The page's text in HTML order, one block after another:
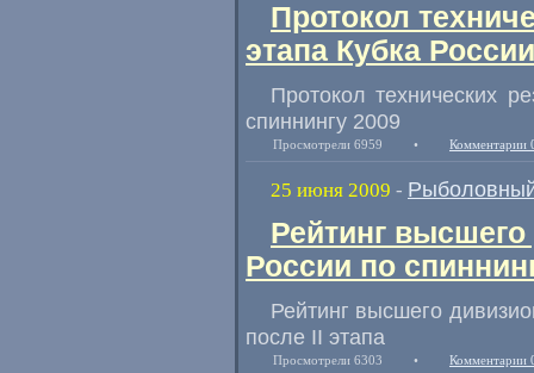
Протокол
этапа Кубка
Протокол технических
спиннингу 2009
Просмотрели 6959 • Комментарии
25 июня 2009 -
Рейтинг
России по
Рейтинг высшего
после II этапа
Просмотрели 6303 • Комментарии